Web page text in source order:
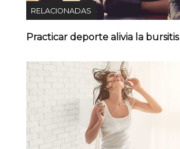
RELACIONADAS
Practicar deporte alivia la